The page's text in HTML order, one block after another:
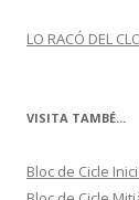
LO RACÓ DEL
VISITA TAMBÉ...
Bloc de Cicle